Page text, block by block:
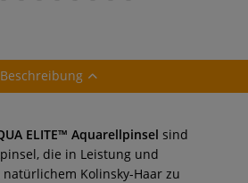
Beschreibung
ELITE™ Aquarellpinsel sind
die in Leistung und
Kolinsky-Haar zu